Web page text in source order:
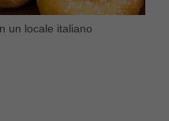
un locale italiano